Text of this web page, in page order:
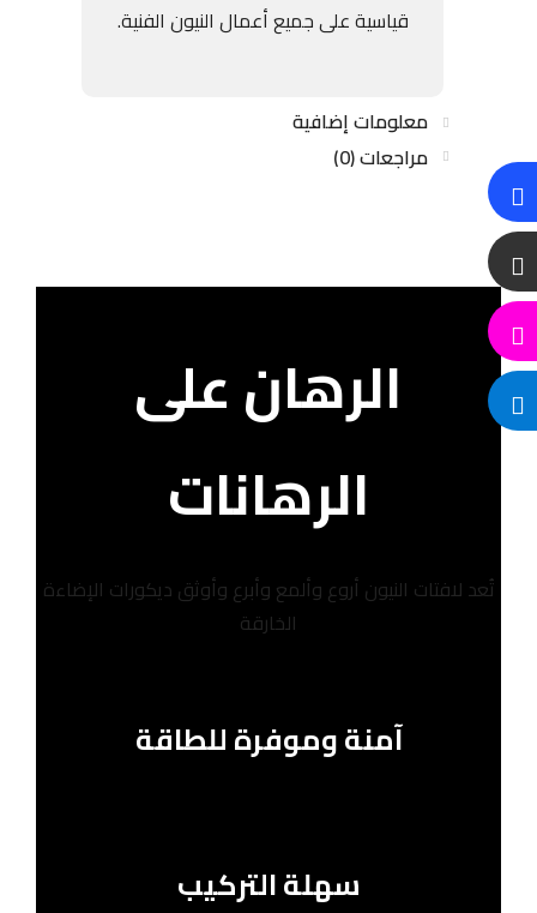
قياسية على جميع أعمال النيون الفنية.
معلومات إضافية
مراجعات (0)
الرهان على
الرهانات
تُعد لافتات النيون أروع وألمع وأبرع وأوثق ديكورات الإضاءة
الخارقة
آمنة وموفرة للطاقة
سهلة التركيب